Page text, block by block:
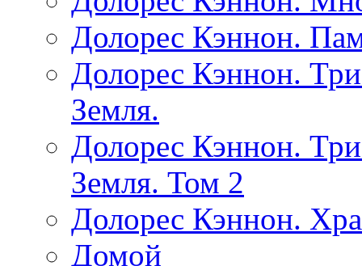
Долорес Кэннон.
Долорес Кэннон.
Земля.
Долорес Кэннон.
Земля. Том 2
Долорес Кэннон.
Домой